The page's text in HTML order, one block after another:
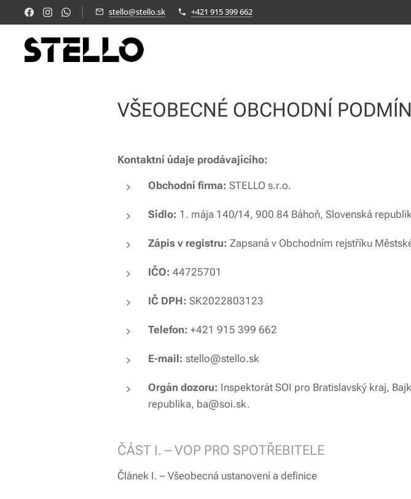
stello@stello.sk +421 915 399 662
VŠEOBECNÉ OBCHODNÍ
Kontaktní údaje prodávajícího:
Obchodní firma: STELLO s.r.o.
Sídlo: 1. mája 140/14, 900 84 Báhoň, Slovenská
Zápis v registru: Zapsaná v Obchodním rejstříku
IČO: 44725701
IČ DPH: SK2022803123
Telefon: +421 915 399 662
E-mail: stello@stello.sk
Orgán dozoru: Inspektorát SOI pro Bratislavský kraj,
republika, ba@soi.sk.
ČÁST I. – VOP PRO SPOTŘEBITELE
Článek I. – Všeobecná ustanovení a definice